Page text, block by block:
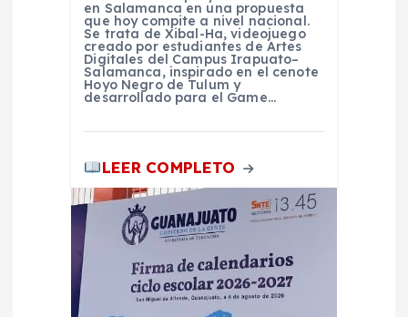
en Salamanca en una propuesta
que hoy compite a nivel nacional.
Se trata de Xibal-Ha, videojuego
creado por estudiantes de Artes
Digitales del Campus Irapuato–
Salamanca, inspirado en el cenote
Hoyo Negro de Tulum y
desarrollado para el Game…
LEER COMPLETO